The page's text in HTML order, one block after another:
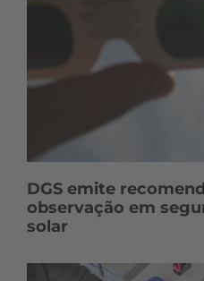
DGS emite
observação em
solar